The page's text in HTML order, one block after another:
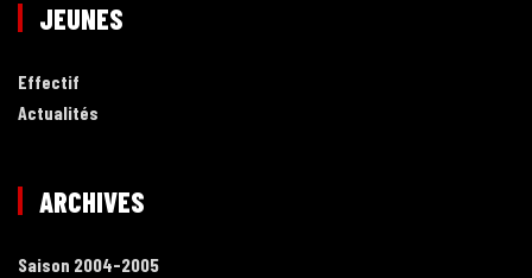
JEUNES
Effectif
Actualités
ARCHIVES
Saison 2004-2005